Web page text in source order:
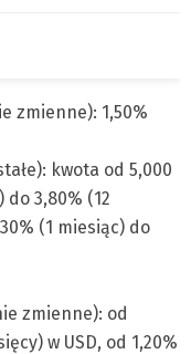
zmienne): 1,50%
kwota od 5,000
do 3,80% (12
(1 miesiąc) do
zmienne): od
w USD, od 1,20%